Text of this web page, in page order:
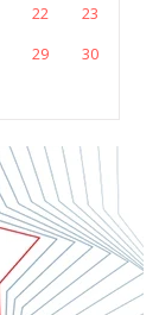
22
23
29
30